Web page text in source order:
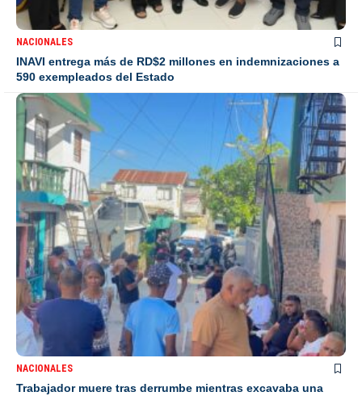
NACIONALES
INAVI entrega más de RD$2 millones en indemnizaciones a
590 exempleados del Estado
NACIONALES
Trabajador muere tras derrumbe mientras excavaba una